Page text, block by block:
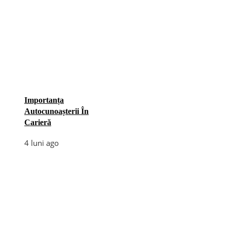
Importanța
Autocunoașterii În
Carieră
4 luni ago